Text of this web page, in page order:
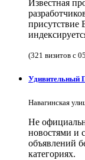
Известная
(321 визитов с
Удивительный
Навагинская
Не
новостями и
объявлений
категориях.